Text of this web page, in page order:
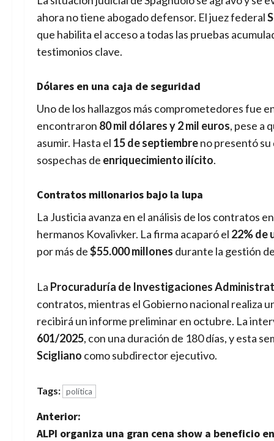
ahora no tiene abogado defensor. El juez federal
que habilita el acceso a todas las pruebas
testimonios clave.
Dólares en una caja de seguridad
Uno de los hallazgos más comprometedores fue
encontraron 80 mil dólares y 2 mil euros, pese a
asumir. Hasta el 15 de septiembreno presentó su
sospechas de enriquecimiento ilícito.
Contratos millonarios bajo la lupa
La Justicia avanza en el análisis de los contratos
hermanos Kovalivker. La firma acaparó el 22% de
por más de$55.000 millones durante la gestión
La Procuraduría de Investigaciones
contratos, mientras el Gobierno nacional realiza
recibirá un informe preliminar en octubre. La
601/2025, con una duración de 180 días, y esta
Scigliano como subdirector ejecutivo.
Tags: política
N
Anterior:
ALPI organiza una gran cena show a beneficio